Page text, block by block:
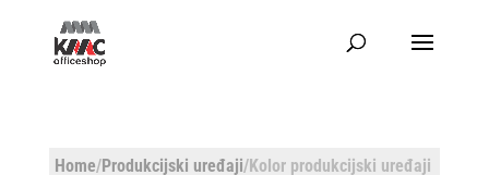
Home/Produkcijski uređaji/Kolor produkcijski uređaji